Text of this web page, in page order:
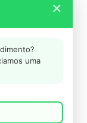
✕
uma